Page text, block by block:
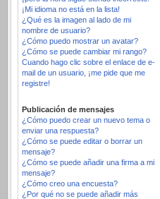
¡Mi idioma no está en la lista!
¿Qué es la imagen al lado de mi
nombre de usuario?
¿Cómo puedo mostrar un avatar?
¿Cómo se puede cambiar mi rango?
Cuando hago clic sobre el enlace de e-
mail de un usuario, ¡me pide que me
registre!
Publicación de mensajes
¿Cómo puedo crear un nuevo tema o
enviar una respuesta?
¿Cómo se puede editar o borrar un
mensaje?
¿Cómo se puede añadir una firma a mi
mensaje?
¿Cómo creo una encuesta?
¿Por qué no se puede añadir más